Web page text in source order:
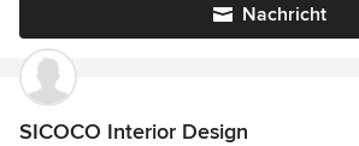
Nachricht
SICOCO Interior Design